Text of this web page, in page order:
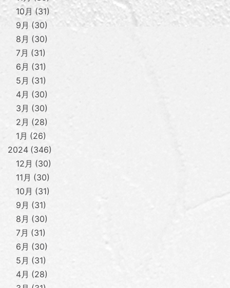
10月
31
9月
30
8月
30
7月
31
6月
31
5月
31
4月
30
3月
30
2月
28
1月
26
2024 346
12月
30
11月
30
10月
31
9月
31
8月
30
7月
31
6月
30
5月
31
4月
28